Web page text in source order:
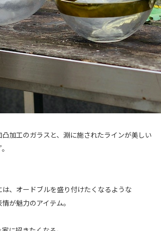
加工のガラスと、淵に施されたラインが美しい
、オードブルを盛り付けたくなるような
が魅力のアイテム。